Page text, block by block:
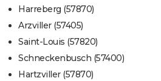
Harreberg (57870)
Arzviller (57405)
Saint-Louis (57820)
Schneckenbusch (57400)
Hartzviller (57870)